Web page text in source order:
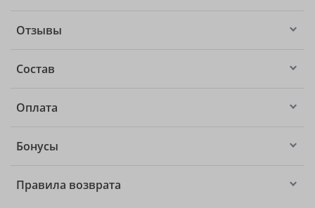
Отзывы
Состав
Оплата
Бонусы
Правила возврата